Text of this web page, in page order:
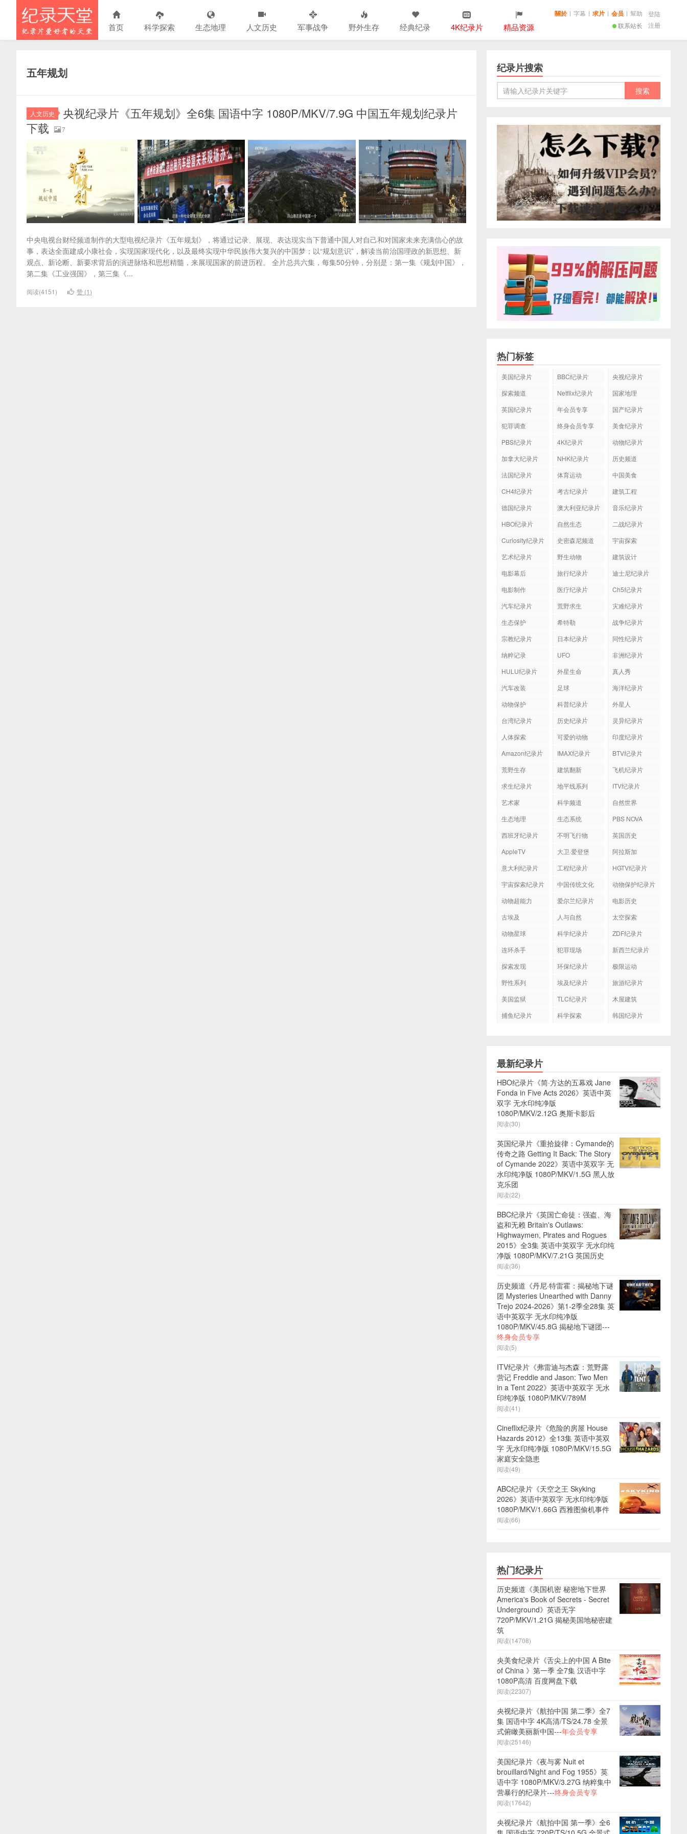
首页 科学探索 生态地理 人文历史 军事战争 野外生存 经典纪录 4K纪录片 精品资源 联系站长
關於 | 字幕 | 求片 | 会员 | 幫助
登陆
注册
五年规划
人文历史
央视纪录片《五年规划》全6集 国语中字 1080P/MKV/7.9G 中国五年规划纪录片
下载
7
中央电视台财经频道制作的大型电视纪录片《五年规划》，将通过记录、展现、表达现实当下普通中国人对自己和对国家未来充满信心的故
事，表达全面建成小康社会，实现国家现代化，以及最终实现中华民族伟大复兴的中国梦；以“规划意识”，解读当前治国理政的新思想、新
观点、新论断、新要求背后的演进脉络和思想精髓，来展现国家的前进历程。 全片总共六集，每集50分钟，分别是：第一集《规划中国》，
第二集《工业强国》，第三集《...
阅读(4151) 赞 (1)
纪录片搜索
热门标签
美国纪录片 BBC纪录片
央视纪录片
探索频道
Netflix纪录片
国家地理
英国纪录片
年会员专享
国产纪录片
犯罪调查
终身会员专享
美食纪录片
PBS纪录片
4K纪录片
动物纪录片
加拿大纪录片
NHK纪录片
历史频道
法国纪录片
体育运动
中国美食
CH4纪录片
考古纪录片
建筑工程
德国纪录片
澳大利亚纪录片
音乐纪录片
HBO纪录片
自然生态
二战纪录片
Curiosity纪录片
史密森尼频道
宇宙探索
艺术纪录片
野生动物
建筑设计
电影幕后
旅行纪录片
迪士尼纪录片
电影制作
医疗纪录片
Ch5纪录片
汽车纪录片
荒野求生
灾难纪录片
生态保护
希特勒
战争纪录片
宗教纪录片
日本纪录片
同性纪录片
纳粹记录
UFO
非洲纪录片
HULU纪录片
外星生命
真人秀
汽车改装
足球
海洋纪录片
动物保护
科普纪录片
外星人
台湾纪录片
历史纪录片
灵异纪录片
人体探索
可爱的动物
印度纪录片
Amazon纪录片
IMAX纪录片
BTV纪录片
荒野生存
建筑翻新
飞机纪录片
求生纪录片
地平线系列
ITV纪录片
艺术家
科学频道
自然世界
生态地理
生态系统
PBS NOVA
西班牙纪录片
不明飞行物
英国历史
AppleTV
大卫·爱登堡
阿拉斯加
意大利纪录片
工程纪录片
HGTV纪录片
宇宙探索纪录片
中国传统文化
动物保护纪录片
动物超能力
爱尔兰纪录片
电影历史
古埃及
人与自然
太空探索
动物星球
科学纪录片
ZDF纪录片
连环杀手
犯罪现场
新西兰纪录片
探索发现
环保纪录片
极限运动
野性系列
埃及纪录片
旅游纪录片
美国监狱
TLC纪录片
木屋建筑
捕鱼纪录片
科学探索 韩国纪录片
最新纪录片
HBO纪录片《简·方达的五幕戏 Jane
Fonda in Five Acts 2026》英语中英
双字 无水印纯净版
1080P/MKV/2.12G 奥斯卡影后
阅读(30)
英国纪录片《重拾旋律：Cymande的
传奇之路 Getting It Back: The Story
of Cymande 2022》英语中英双字 无
水印纯净版 1080P/MKV/1.5G 黑人放
克乐团
阅读(22)
BBC纪录片《英国亡命徒：强盗、海
盗和无赖 Britain's Outlaws:
Highwaymen, Pirates and Rogues
2015》全3集 英语中英双字 无水印纯
净版 1080P/MKV/7.21G 英国历史
阅读(36)
历史频道《丹尼·特雷霍：揭秘地下谜
团 Mysteries Unearthed with Danny
Trejo 2024-2026》第1-2季全28集 英
语中英双字 无水印纯净版
1080P/MKV/45.8G 揭秘地下谜团---
终身会员专享
阅读(5)
ITV纪录片《弗雷迪与杰森：荒野露
营记 Freddie and Jason: Two Men
in a Tent 2022》英语中英双字 无水
印纯净版 1080P/MKV/789M
阅读(41)
Cineflix纪录片《危险的房屋 House
Hazards 2012》全13集 英语中英双
字 无水印纯净版 1080P/MKV/15.5G
家庭安全隐患
阅读(49)
ABC纪录片《天空之王 Skyking
2026》英语中英双字 无水印纯净版
1080P/MKV/1.66G 西雅图偷机事件
阅读(66)
热门纪录片
历史频道《美国机密 秘密地下世界
America's Book of Secrets - Secret
Underground》英语无字
720P/MKV/1.21G 揭秘美国地秘密建
筑
阅读(14708)
央美食纪录片《舌尖上的中国 A Bite
of China 》第一季 全7集 汉语中字
1080P高清 百度网盘下载
阅读(22307)
央视纪录片《航拍中国 第二季》全7
集 国语中字 4K高清/TS/24.78 全景
式俯瞰美丽新中国---年会员专享
阅读(25146)
美国纪录片《夜与雾 Nuit et
brouillard/Night and Fog 1955》英
语中字 1080P/MKV/3.27G 纳粹集中
营暴行的纪录片---终身会员专享
阅读(17642)
央视纪录片《航拍中国 第一季》全6